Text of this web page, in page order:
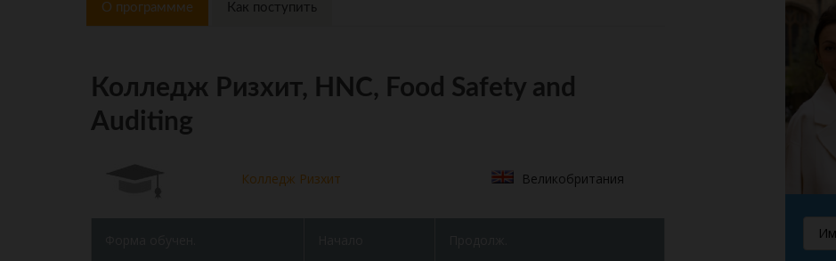
О программме Как поступить
Колледж Ризхит, HNC, Food Safety and
Auditing
Колледж Ризхит Великобритания